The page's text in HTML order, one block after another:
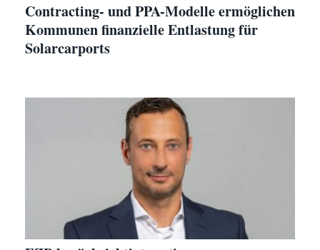
Contracting- und PPA-Modelle ermöglichen
Kommunen finanzielle Entlastung für
Solarcarports